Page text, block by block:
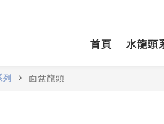
首頁 水龍頭
列 面盆龍頭